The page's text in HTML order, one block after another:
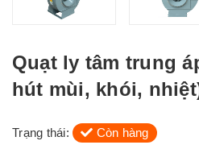
Quạt ly tâm trung
hút mùi, khói,
Trạng thái: Còn hàng